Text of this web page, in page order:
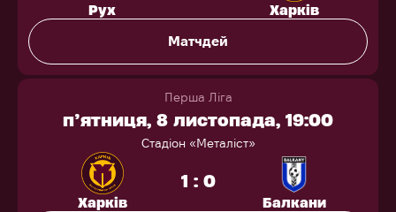
Рух Харків
Матчдей
Перша Ліга
п’ятниця, 8 листопада, 19:00
Стадіон «Металіст»
Харків
1 : 0
Балкани